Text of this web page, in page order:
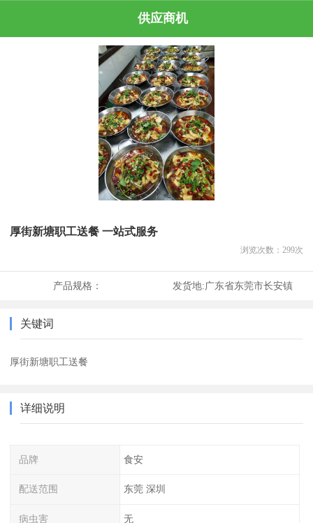
供应商机
厚街新塘职工送餐 一站式服务
浏览次数： 299次
产品规格： 发货地:广东省东莞市长安镇
关键词
厚街新塘职工送餐
详细说明
品牌 食安
配送范围 东莞 深圳
病虫害 无